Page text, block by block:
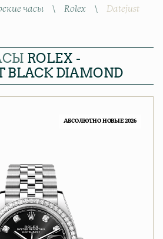
часы \ Rolex \ Datejust
ROLEX -
BLACK DIAMOND
АБСОЛЮТНО НОВЫЕ 2026